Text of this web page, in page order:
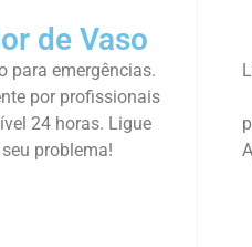
de Vaso
para emergências.
por profissionais
24 horas. Ligue
problema!